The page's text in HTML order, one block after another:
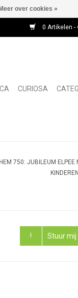
0 Artikelen -
CURIOSA
750: JUBILEUM
! Stuur mij
Meer over cookies »